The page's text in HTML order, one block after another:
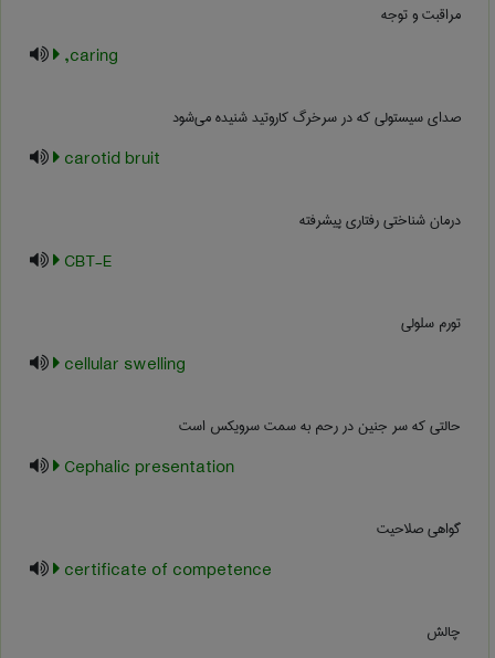
مراقبت و توجه
caring,
صدای سیستولی که در سرخرگ کاروتید شنیده می‌شود
carotid bruit
درمان شناختی رفتاری پیشرفته
CBT-E
تورم سلولی
cellular swelling
حالتی که سر جنین در رحم به سمت سرویکس است
Cephalic presentation
گواهی صلاحیت
certificate of competence
چالش